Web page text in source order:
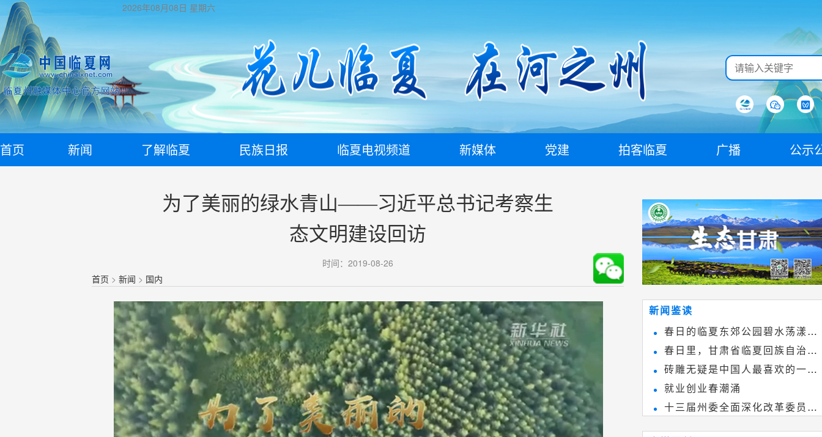
2026年08月08日 星期六
首页 新闻 了解临夏 民族日报 临夏电视频道 新媒体 党建 拍客临夏 广播 公示
为了美丽的绿水青山——习近平总书记考察生
态文明建设回访
时间：2019-08-26
首页 > 新闻 > 国内
新闻鉴读
春日的临夏东郊公园碧水荡漾、
春花烂漫
春日里，甘肃省临夏回族自治州
境内的刘家峡大桥，壮观美丽!
砖雕无疑是中国人最喜欢的一种
雕刻艺术，它不仅是民间实用美术
和建筑装饰艺术的有机结合，更成
为中国建筑史上彰品东方美不可磨
就业创业春潮涌
十三届州委全面深化改革委员会
第八次会议召开